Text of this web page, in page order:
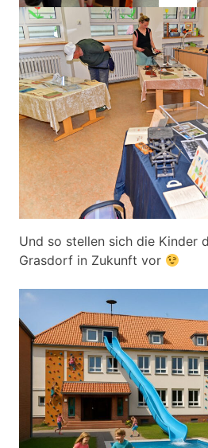
Und so stellen sich die Kinder
Grasdorf in Zukunft vor